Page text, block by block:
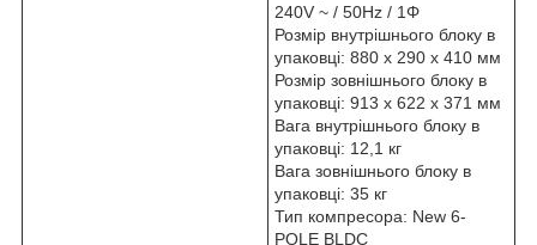
240V ~ / 50Hz / 1Φ
Розмір внутрішнього блоку в
упаковці: 880 х 290 х 410 мм
Розмір зовнішнього блоку в
упаковці: 913 х 622 х 371 мм
Вага внутрішнього блоку в
упаковці: 12,1 кг
Вага зовнішнього блоку в
упаковці: 35 кг
Тип компресора: New 6-
POLE BLDC